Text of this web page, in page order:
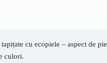
tapițate cu ecopiele – aspect de
culori.